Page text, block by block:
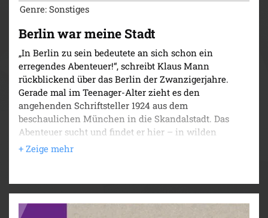
Genre: Sonstiges
Berlin war meine Stadt
„In Berlin zu sein bedeutete an sich schon ein
erregendes Abenteuer!“, schreibt Klaus Mann
rückblickend über das Berlin der Zwanzigerjahre.
Gerade mal im Teenager-Alter zieht es den
angehenden Schriftsteller 1924 aus dem
beschaulichen München in die Skandalstadt. Das
Abenteuer sucht und findet er hier – in wilden
Ausschweifungen, Drogenkonsum und im Ausleben
seiner Homosexualität. Die in diesem Band
ruhelosen Künstlers und einer turbulenten Stadt.